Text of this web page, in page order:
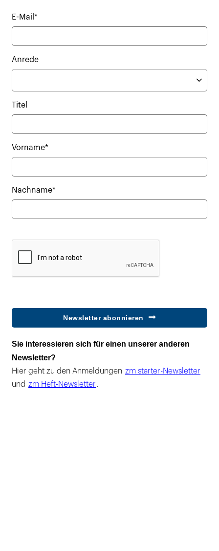
E-Mail*
Anrede
Titel
Vorname*
Nachname*
Newsletter abonnieren
Sie interessieren sich für einen unserer anderen
Newsletter?
Hier geht zu den Anmeldungen zm starter-Newsletter
und zm Heft-Newsletter .